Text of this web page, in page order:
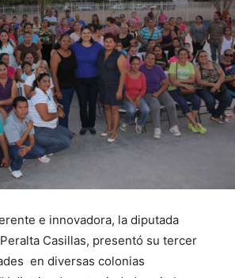
e innovadora, la diputada
Casillas, presentó su tercer
en diversas colonias